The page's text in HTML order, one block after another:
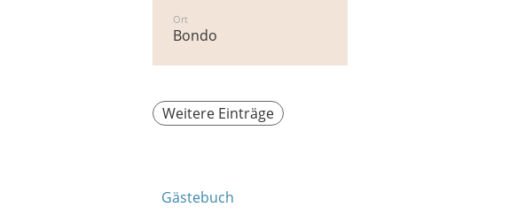
Ort
Bondo
Weitere Einträge
Gästebuch